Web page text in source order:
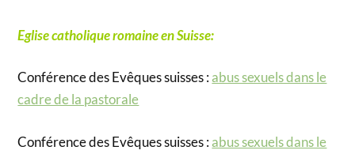
Eglise catholique romaine en Suisse:
Conférence des Evêques suisses :abus sexuels dans le
cadre de la pastorale
Conférence des Evêques suisses :abus sexuels dans le